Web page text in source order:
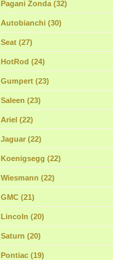
Pagani Zonda (32)
Autobianchi (30)
Seat (27)
HotRod (24)
Gumpert (23)
Saleen (23)
Ariel (22)
Jaguar (22)
Koenigsegg (22)
Wiesmann (22)
GMC (21)
Lincoln (20)
Saturn (20)
Pontiac (19)